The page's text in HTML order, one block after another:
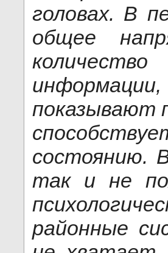
головах. В
общее
показывают
состоянию.
так и не
районные